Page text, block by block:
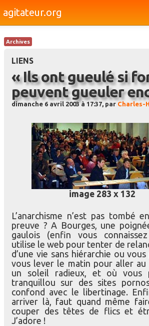
agitateur.org
Société
Culture
Médias
Dossiers
Archives
LIENS
« Ils ont gueulé si
peuvent gueuler
dimanche 6 avril 2003 à 17:37, par Charles-
image 283 x 132
L’anarchisme n’est pas tombé
preuve ? A Bourges, une
gaulois (enfin vous connaissez
utilise le web pour tenter de
d’une vie sans hiérarchie ou
vous lever le matin pour aller
un soleil radieux, et où vous
tranquillou sur des sites
confond avec le libertinage.
arriver là, faut quand même
couper des têtes de flics et
J’adore !